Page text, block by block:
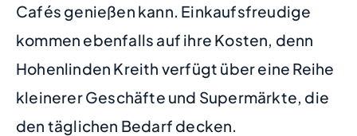
Cafés genießen kann. Einkaufsfreudige
kommen ebenfalls auf ihre Kosten, denn
Hohenlinden Kreith verfügt über eine Reihe
kleinerer Geschäfte und Supermärkte, die
den täglichen Bedarf decken.